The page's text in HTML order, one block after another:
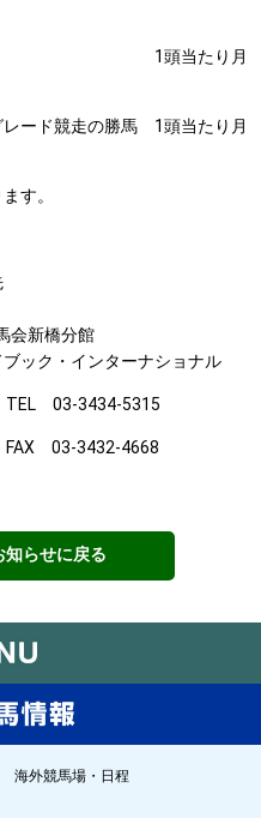
勝馬 1頭当たり月
ード競走の勝馬 1頭当たり月
す。
会新橋分館
ック・インターナショナル
TEL 03-3434-5315
FAX 03-3432-4668
知らせに戻る
海外競馬場・日程